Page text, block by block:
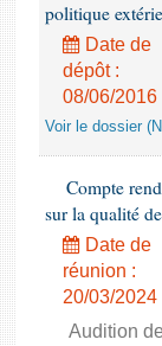
politique
Date de
dépôt :
08/06/2016
Voir le dossier
Compte
sur la qualité
Date de
réunion :
20/03/2024
Audition